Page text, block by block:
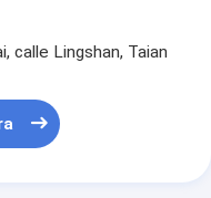
calle Lingshan, Taian